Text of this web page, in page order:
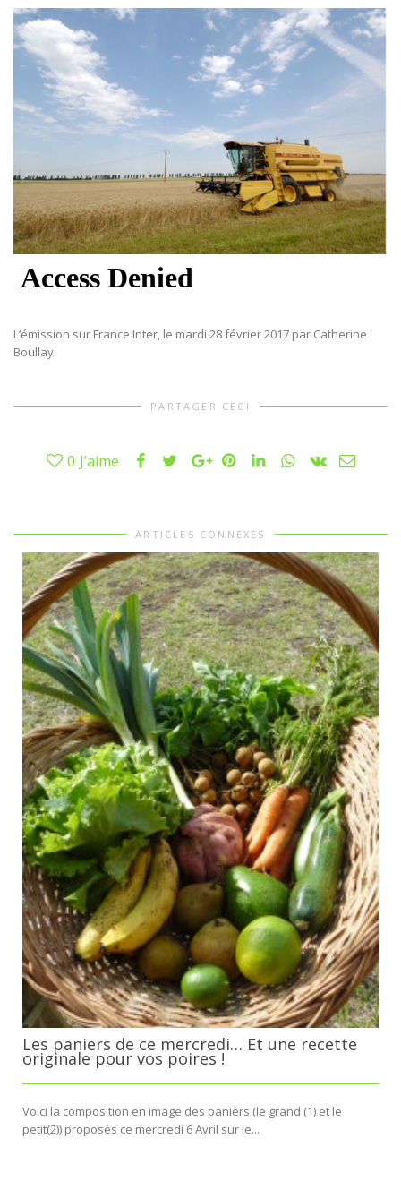
L’émission sur France Inter, le mardi 28 février 2017 par Catherine
Boullay.
PARTAGER CECI
0 J’aime
ARTICLES CONNEXES
Les paniers de ce mercredi… Et une recette
originale pour vos poires !
Voici la composition en image des paniers (le grand (1) et le
petit(2)) proposés ce mercredi 6 Avril sur le...